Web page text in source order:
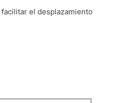
el desplazamiento